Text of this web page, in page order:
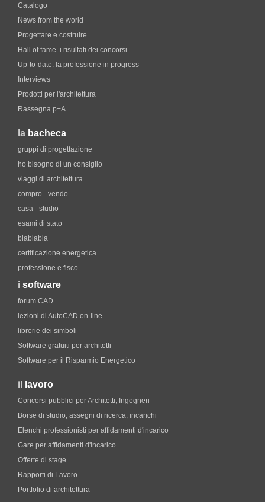
Catalogo
News from the world
Progettare e costruire
Hall of fame. i risultati dei concorsi
Up-to-date: la professione in progress
Interviews
Prodotti per l'architettura
Rassegna p+A
la bacheca
gruppi di progettazione
ho bisogno di un consiglio
viaggi di architettura
compro - vendo
casa - studio
esami di stato
blablabla
certificazione energetica
professione e fisco
i software
forum CAD
lezioni di AutoCAD on-line
librerie dei simboli
Software gratuiti per architetti
Software per il Risparmio Energetico
il lavoro
Concorsi pubblici per Architetti, Ingegneri
Borse di studio, assegni di ricerca, incarichi
Elenchi professionisti per affidamenti d'incarico
Gare per affidamenti d'incarico
Offerte di stage
Rapporti di Lavoro
Portfolio di architettura